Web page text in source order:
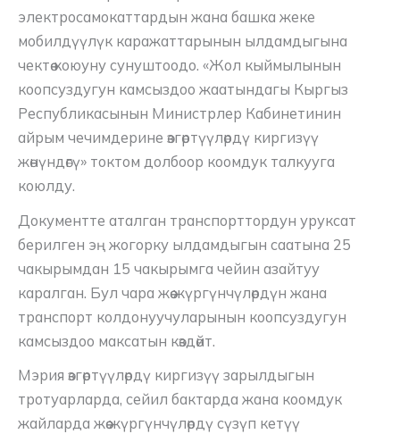
электросамокаттардын жана башка жеке
мобилдүүлүк каражаттарынын ылдамдыгына
чектөө коюуну сунуштоодо. «Жол кыймылынын
коопсуздугун камсыздоо жаатындагы Кыргыз
Республикасынын Министрлер Кабинетинин
айрым чечимдерине өзгөртүүлөрдү киргизүү
жөнүндөгү» токтом долбоор коомдук талкууга
коюлду.
Документте аталган транспорттордун уруксат
берилген эң жогорку ылдамдыгын саатына 25
чакырымдан 15 чакырымга чейин азайтуу
каралган. Бул чара жөө жүргүнчүлөрдүн жана
транспорт колдонуучуларынын коопсуздугун
камсыздоо максатын көздөйт.
Мэрия өзгөртүүлөрдү киргизүү зарылдыгын
тротуарларда, сейил бактарда жана коомдук
жайларда жөө жүргүнчүлөрдү сүзүп кетүү